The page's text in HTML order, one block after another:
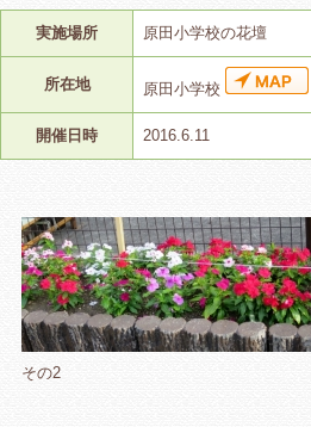
実施場所 原田小学校の花壇
所在地 原田小学校
開催日時 2016.6.11
その2